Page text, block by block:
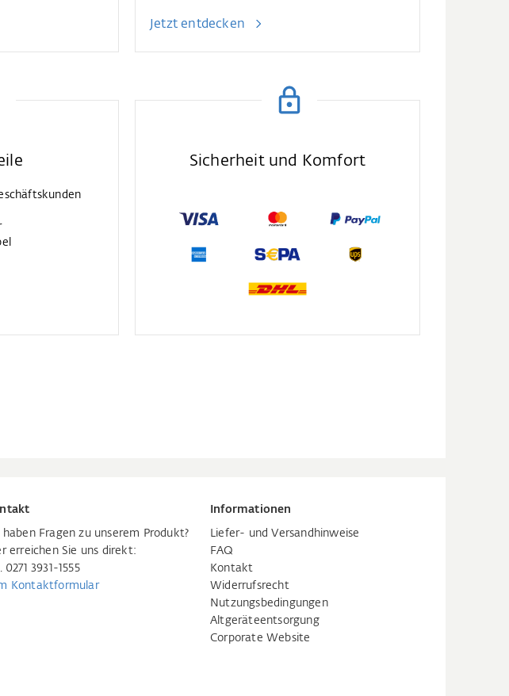
Jetzt entdecken
Sicherheit und Komfort
haben Fragen zu unserem Produkt?
erreichen Sie uns direkt:
0271 3931-1555
Kontaktformular
Informationen
Liefer- und Versandhinweise
FAQ
Kontakt
Widerrufsrecht
Nutzungsbedingungen
Altgeräteentsorgung
Corporate Website